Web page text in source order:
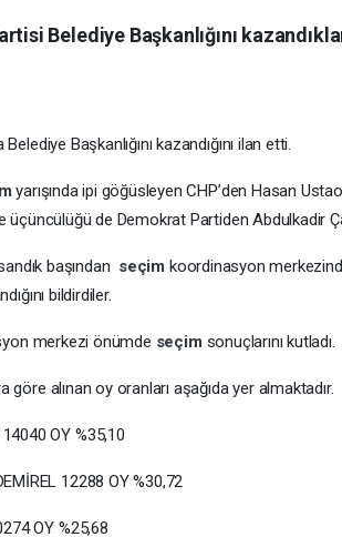
Belediye Başkanlığını
Başkanlığını kazandığını ilan etti.
yarışında ipi göğüsleyen CHP’den Hasan
de Demokrat Partiden Abdulkadir
başından seçim koordinasyon
bildirdiler.
merkezi önümde seçim sonuçlarını kutladı.
alınan oy oranları aşağıda yer almaktadır.
OY %35,10
12288 OY %30,72
OY %25,68